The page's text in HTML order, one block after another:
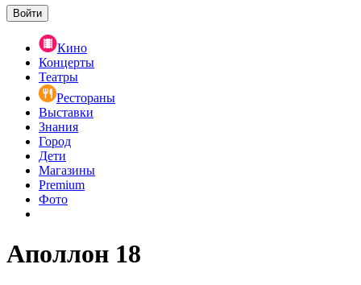
Войти
Кино
Концерты
Театры
Рестораны
Выставки
Знания
Город
Дети
Магазины
Premium
Фото
Аполлон 18